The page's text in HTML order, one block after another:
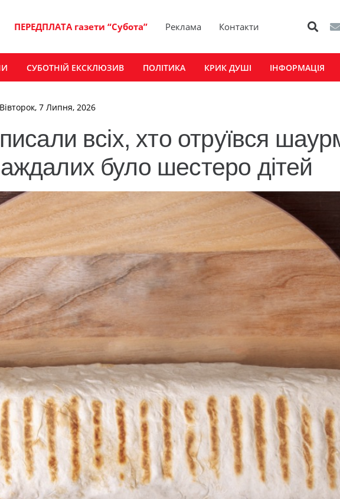
ПЕРЕДПЛАТА газети “Субота” Реклама Контакти
СУБОТНІЙ ЕКСКЛЮЗИВ ПОЛІТИКА КРИК ДУШІ ІНФОРМАЦІЯ
7 Липня, 2026
всіх, хто отруївся
було шестеро дітей